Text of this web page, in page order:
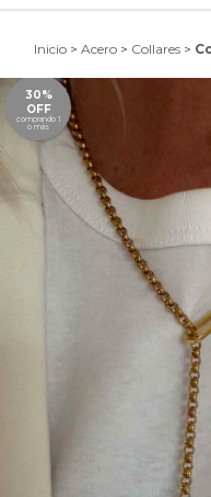
Inicio > Acero > Collares >
30%
OFF
comprando 1
o más